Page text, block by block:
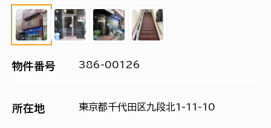
物件番号 386-00126
所在地 東京都千代田区九段北1-11-10